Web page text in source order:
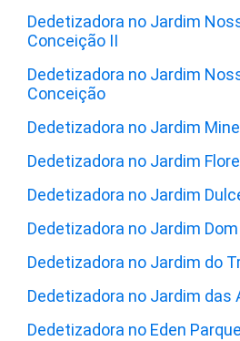
Dedetizadora no Jardim
Conceição II
Dedetizadora no Jardim
Conceição
Dedetizadora no Jardim
Dedetizadora no Jardim
Dedetizadora no Jardim
Dedetizadora no Jardim
Dedetizadora no Jardim do
Dedetizadora no Jardim das
Dedetizadora no Eden Parque